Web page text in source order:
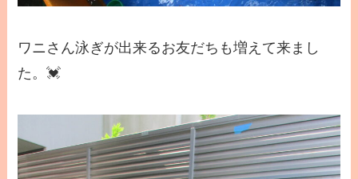
ワニさん泳ぎが出来るお友だちも増えて来まし
た。💓